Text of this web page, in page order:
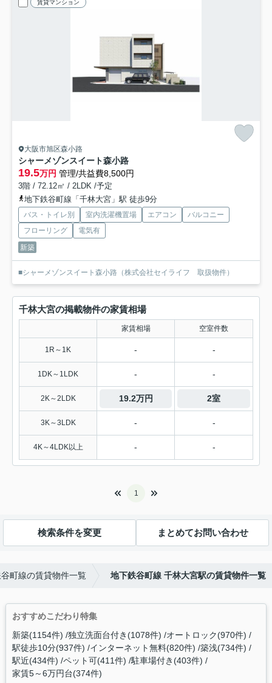
賃貸マンション
大阪市旭区森小路
シャーメゾンスイート森小路
19.5万円 管理/共益費8,500円
3階 / 72.12㎡ / 2LDK /予定
地下鉄谷町線「千林大宮」駅 徒歩9分
バス・トイレ別 室内洗濯機置場 エアコン
バルコニー
フローリング
電気有
新築
■シャーメゾンスイート森小路（株式会社セイライフ 取扱物件）
千林大宮の掲載物件の家賃相場
家賃相場 空室件数
1R～1K - -
1DK～1LDK - -
2K～2LDK 19.2万円 2室
3K～3LDK - -
4K～4LDK以上 - -
1
検索条件を変更 まとめてお問い合わせ
町線の賃貸物件一覧 地下鉄谷町線 千林大宮駅の賃貸物件一覧
おすすめこだわり特集
新築(1154件) 独立洗面台付き(1078件) オートロック(970件)
駅徒歩10分(937件) インターネット無料(820件) 築浅(734件)
駅近(434件) ペット可(411件) 駐車場付き(403件)
家賃5～6万円台(374件)